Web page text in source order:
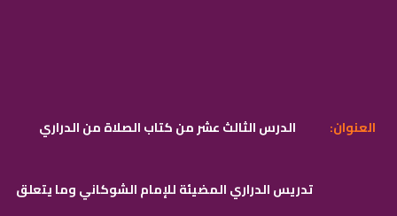
الدرس الثالث عشر من كتاب الصلاة من الدراري :العنوان
تدريس الدراري المضيئة للإمام الشوكاني وما يتعلق